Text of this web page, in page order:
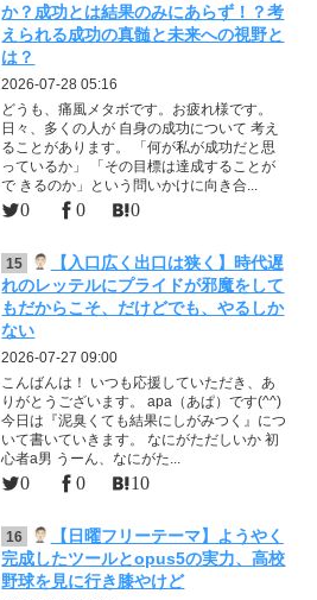
か？成功とは結果のみにあらず！？考
えられる成功の真髄と未来への視野と
は？
2026-07-28 05:16
どうも、痛風メタボです。お疲れ様です。
日々、多くの人が 自身の成功について 考え
ることがあります。 「何が私が成功だと思
っているか」 「その目標は達成することが
で きるのか」という問いかけに向き合...
0 0 0
15
【入口広く出口は狭く】時代遅
れのレッテルにプライドが邪魔をして
もだからこそ、だけどでも、やるしか
ない
2026-07-27 09:00
こんばんは！ いつも応援していただき、あ
りがとうございます。 apa（あぱ）です(^^)
今日は『泥臭くても結果にしがみつく』につ
いて書いていきます。 なにがただしいか 初
心者a男 うーん、なにがた...
0 0 10
16
【日曜フリーテーマ】ようやく
完成したツールとopus5の実力、高校
野球を見に行き膝やけど